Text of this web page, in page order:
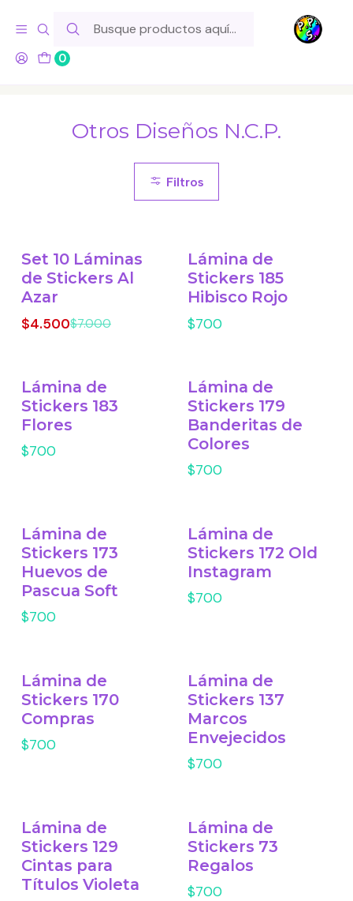
0
Hola! Si tu pedido incluye productos de fabricación propia,
ten en cuenta este tiempo para el despacho
Inicio Lo Hacemos Nosotros
Otros Diseños N.C.P.
Filtros
-36% OFF
Set 10 Láminas
de Stickers Al
Azar
$4.500$7.000
Lámina de
Stickers 185
Hibisco Rojo
$700
Lámina de
Stickers 183
Flores
$700
Lámina de
Stickers 179
Banderitas de
Colores
$700
Lámina de
Stickers 173
Huevos de
Pascua Soft
$700
Lámina de
Stickers 172 Old
Instagram
$700
Lámina de
Stickers 170
Compras
$700
Lámina de
Stickers 137
Marcos
Envejecidos
$700
Lámina de
Stickers 129
Cintas para
Títulos Violeta
Lámina de
Stickers 73
Regalos
$700